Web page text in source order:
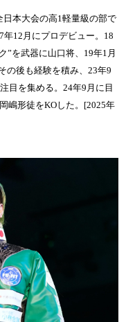
本大会の高1軽量級の部で
12月にプロデビュー。18
”を武器に山口将、19年1月
の後も経験を積み、23年9
目を集める。24年9月に目
嶋形徒をKOした。[2025年